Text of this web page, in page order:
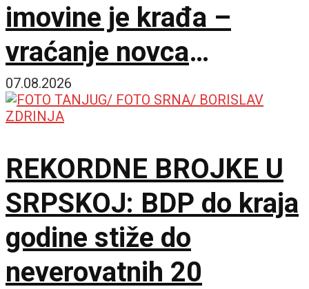
imovine je krađa –
vraćanje novca
omogućilo bi mir u
Ukrajini
07.08.2026
REKORDNE BROJKE U
SRPSKOJ: BDP do kraja
godine stiže do
neverovatnih 20